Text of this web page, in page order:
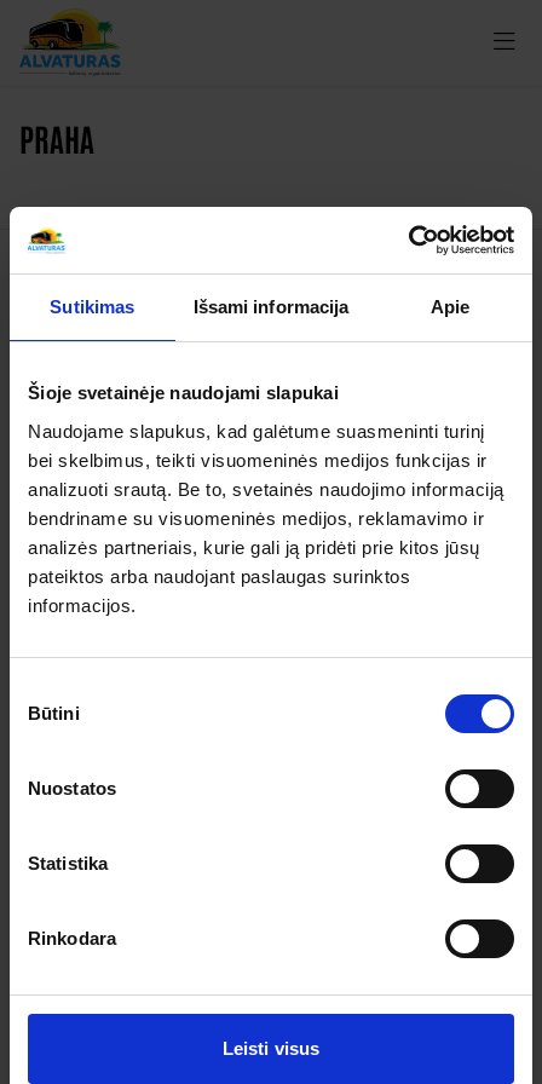
Sutikimas Išsami informacija Apie
Šioje svetainėje naudojami slapukai
Naudojame slapukus, kad galėtume suasmeninti turinį
bei skelbimus, teikti visuomeninės medijos funkcijas ir
analizuoti srautą. Be to, svetainės naudojimo informaciją
bendriname su visuomeninės medijos, reklamavimo ir
analizės partneriais, kurie gali ją pridėti prie kitos jūsų
pateiktos arba naudojant paslaugas surinktos
informacijos.
pasirinkimas
Būtini
Nuostatos
Statistika
Rinkodara
Leisti visus
PRAHA
Kelionės
Apie organizatorių
Apie mus
Kontaktai
Pagalba ir informacija
Išvykimo laikai
Dovanų kuponai
Kelionės sutartis
Pinigų grąžinimas
Užsisakykite prenumeratą ir gaukite geriausius pasiūlymus.